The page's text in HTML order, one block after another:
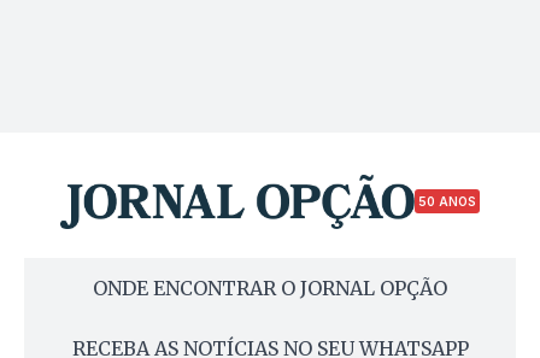
50 ANOS
ONDE ENCONTRAR O JORNAL OPÇÃO
RECEBA AS NOTÍCIAS NO SEU WHATSAPP